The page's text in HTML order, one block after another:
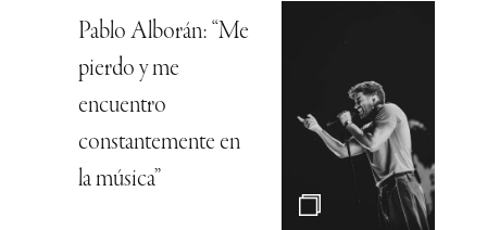
Pablo Alborán: “Me
pierdo y me
encuentro
constantemente en
la música”